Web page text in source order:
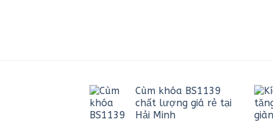
Cùm khóa BS1139
chất lượng giá rẻ tại
Hải Minh